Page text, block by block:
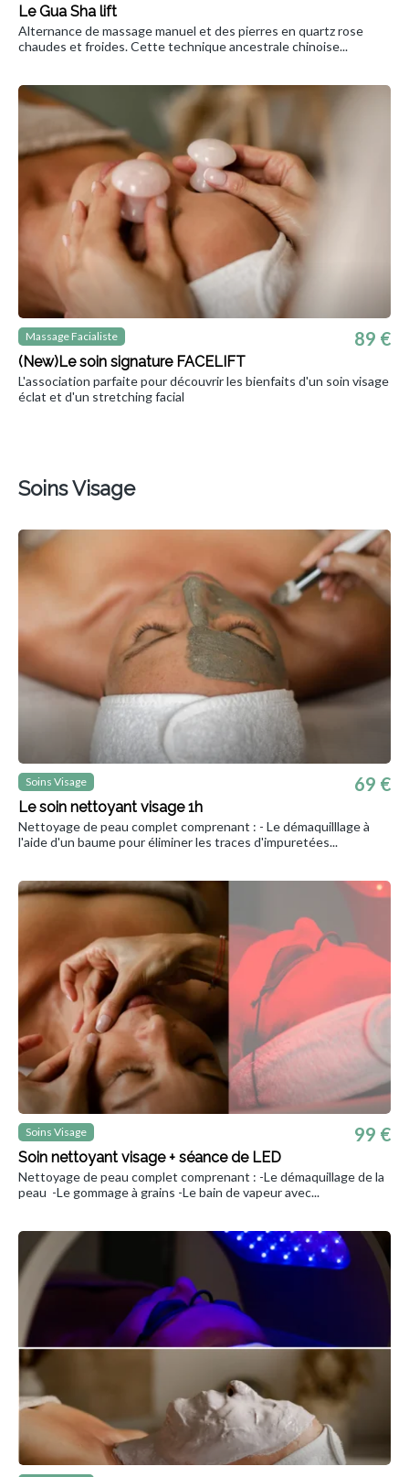
Le Gua Sha lift
Alternance de massage manuel et des pierres en quartz rose
chaudes et froides. Cette technique ancestrale chinoise...
Massage Facialiste
(New)Le soin signature FACELIFT
89 €
L'association parfaite pour découvrir les bienfaits d'un soin visage
éclat et d'un stretching facial
Soins Visage
Soins Visage
Le soin nettoyant visage 1h
69 €
Nettoyage de peau complet comprenant : - Le démaquilllage à
l'aide d'un baume pour éliminer les traces d'impuretées...
Soins Visage
Soin nettoyant visage + séance de LED
99 €
Nettoyage de peau complet comprenant : -Le démaquillage de la
peau -Le gommage à grains -Le bain de vapeur avec...